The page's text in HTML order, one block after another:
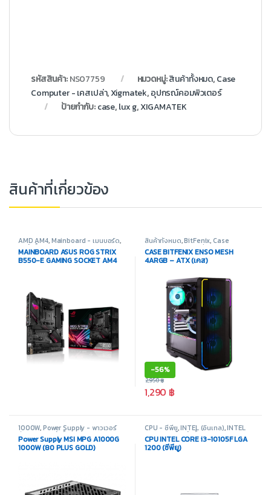
รหัสสินค้า:NS07759 หมวดหมู่:สินค้าทั้งหมด,Case
Computer - เคสเปล่า,Xigmatek,อุปกรณ์คอมพิวเตอร์
ป้ายกำกับ:case,lux g,XIGAMATEK
สินค้าที่เกี่ยวข้อง
AMD AM4,Mainboard - เมนบอร์ด,
สินค้าทั้งหมด, อุปกรณ์คอมพิวเตอร์
MAINBOARD ASUS ROG STRIX
B550-E GAMING SOCKET AM4
สินค้าทั้งหมด,BitFenix, Case
Computer - เคสเปล่า,อุปกรณ์
คอมพิวเตอร์
CASE BITFENIX ENSO MESH
4ARGB – ATX (เคส)
-56%
1,290 ฿
2,950฿
1000W,Power Supply - พาวเวอร์
ซัพพลาย, สินค้าทั้งหมด
Power Supply MSI MPG A1000G
1000W (80 PLUS GOLD)
CPU - ซีพียู,INTEL (อินเทล),INTEL
LGA 1200,สินค้าทั้งหมด,อุปกรณ์
คอมพิวเตอร์
CPU INTEL CORE i3-10105F LGA
1200 (ซีพียู)